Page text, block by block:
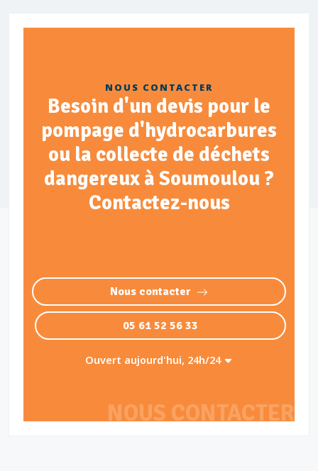
NOUS CONTACTER
NOUS CONTACTER
Besoin d'un devis pour le
pompage d'hydrocarbures
ou la collecte de déchets
dangereux à Soumoulou ?
Contactez-nous
Nous contacter
05 61 52 56 33
Ouvert aujourd'hui, 24h/24